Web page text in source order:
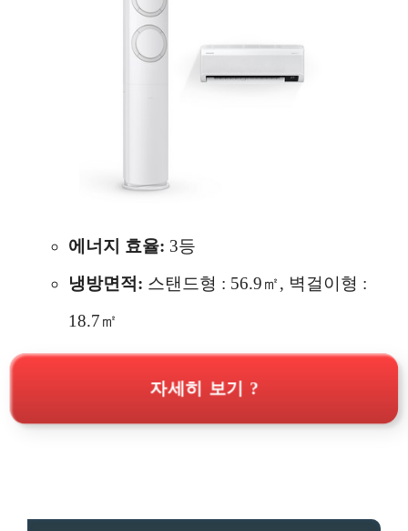
에너지 효율: 3등
냉방면적: 스탠드형 : 56.9㎡, 벽걸이형 :
18.7㎡
자세히 보기 ?